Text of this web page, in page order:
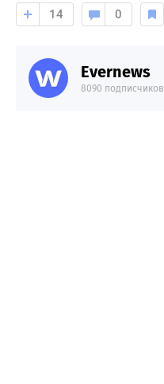
14 0
Evernews
8090 подписчиков